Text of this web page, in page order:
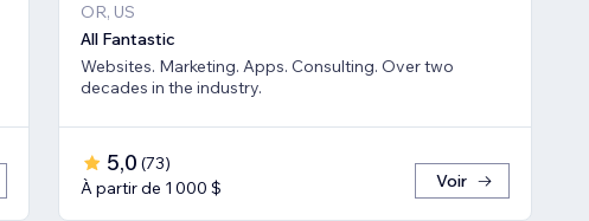
OR, US
All Fantastic
Websites. Marketing. Apps. Consulting. Over two
decades in the industry.
5,0 (73)
À partir de 1 000 $
Voir